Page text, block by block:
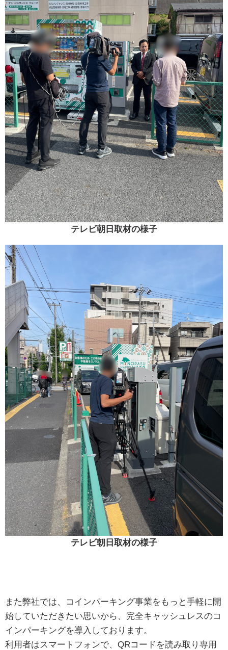
テレビ朝日取材の様子
テレビ朝日取材の様子
また弊社では、コインパーキング事業をもっと手軽に開
始していただきたい思いから、完全キャッシュレスのコ
インパーキングを導入しております。
利用者はスマートフォンで、QRコードを読み取り専用